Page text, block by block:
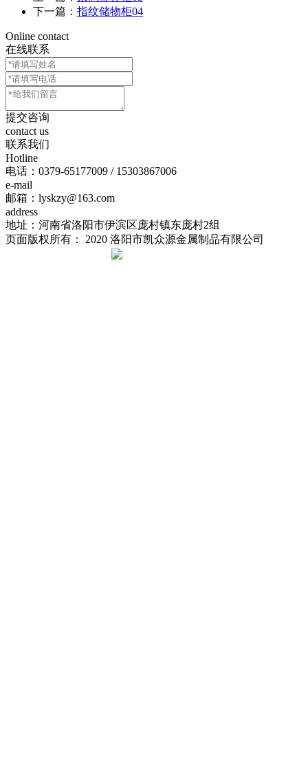
下一篇： 指纹储物柜04
Online contact
在线联系
提交咨询
contact us
联系我们
Hotline
电话： 0379-65177009 / 15303867006
e-mail
邮箱：lyskzy@163.com
address
地址：河南省洛阳市伊滨区庞村镇东庞村2组
页面版权所有： 2020 洛阳市凯众源金属制品有限公司